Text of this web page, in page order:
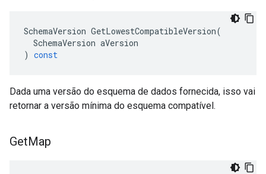
SchemaVersion GetLowestCompatibleVersion(
SchemaVersion aVersion
) const
Dada uma versão do esquema de dados fornecida, isso vai
retornar a versão mínima do esquema compatível.
GetMap